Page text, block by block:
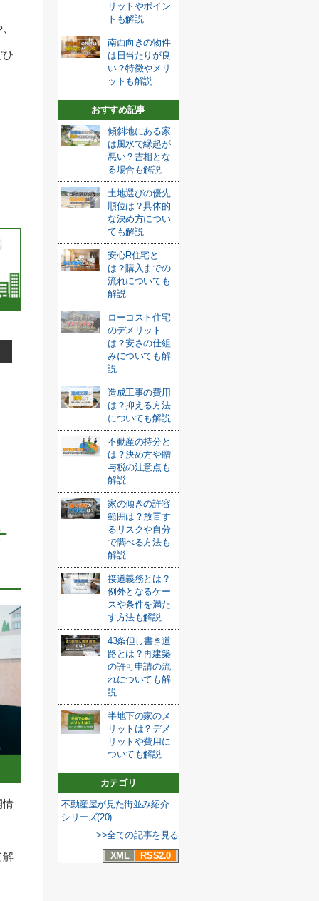
ひ
情
解
リットやポイン
トも解説
南西向きの物件
は日当たりが良
い？特徴やメリ
ットも解説
おすすめ記事
傾斜地にある家
は風水で縁起が
悪い？吉相とな
る場合も解説
土地選びの優先
順位は？具体的
な決め方につい
ても解説
安心R住宅と
は？購入までの
流れについても
解説
ローコスト住宅
のデメリット
は？安さの仕組
みについても解
説
造成工事の費用
は？抑える方法
についても解説
不動産の持分と
は？決め方や贈
与税の注意点も
解説
家の傾きの許容
範囲は？放置す
るリスクや自分
で調べる方法も
解説
接道義務とは？
例外となるケー
スや条件を満た
す方法も解説
43条但し書き道
路とは？再建築
の許可申請の流
れについても解
説
半地下の家のメ
リットは？デメ
リットや費用に
ついても解説
カテゴリ
不動産屋が見た街並み紹介
シリーズ(20)
>>全ての記事を見る
XML
RSS2.0